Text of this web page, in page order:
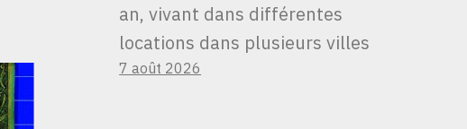
an, vivant dans différentes
locations dans plusieurs villes
7 août 2026